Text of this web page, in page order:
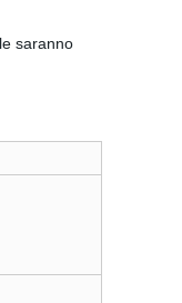
saranno